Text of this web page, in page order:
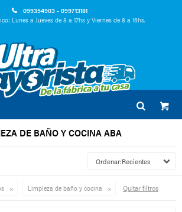
099354903 - 099713181
Lunes a Jueves de 8 a 17hs y Viernes de 8 a 16hs.
DE BAÑO Y COCINA ABA
Recientes
Limpieza de baño y cocina Quitar filtros